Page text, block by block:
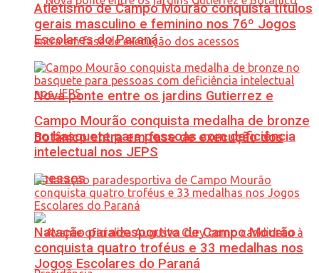
Nova ponte entre os jardins Gutierrez e
Botânico entra em fase de execução dos
acessos
Atletismo de Campo Mourão conquista títulos
gerais masculino e feminino nos 76º Jogos
Escolares do Paraná
Campo Mourão conquista medalha de bronze
no basquete para pessoas com deficiência
intelectual nos JEPS
Natação paradesportiva de Campo Mourão
conquista quatro troféus e 33 medalhas nos
Jogos Escolares do Paraná